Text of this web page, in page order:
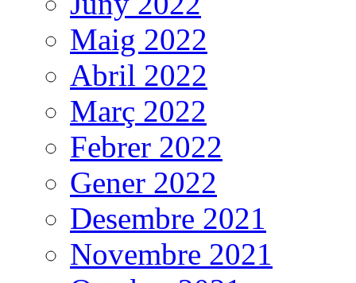
Maig 2022
Abril 2022
Març 2022
Febrer 2022
Gener 2022
Desembre 2021
Novembre 2021